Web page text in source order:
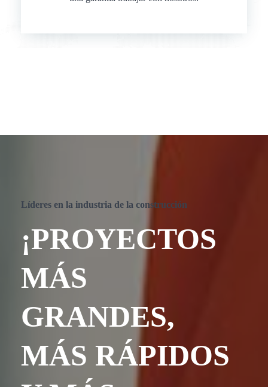
Líderes en la industria de la construcción
¡PROYECTOS
MÁS
GRANDES,
MÁS RÁPIDOS